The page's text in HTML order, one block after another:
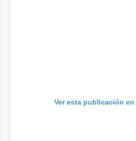
Ver esta publicación